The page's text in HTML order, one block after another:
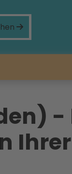
-